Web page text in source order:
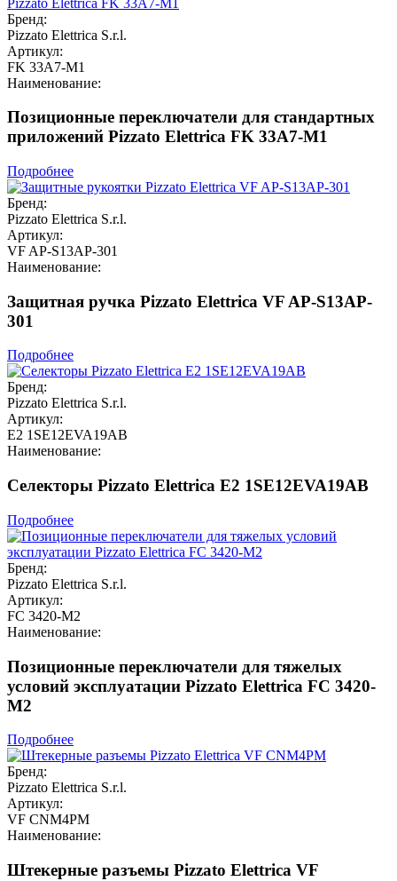
Бренд:
Pizzato Elettrica S.r.l.
Артикул:
FK 33A7-M1
Наименование:
Позиционные переключатели для стандартных
приложений Pizzato Elettrica FK 33A7-M1
Подробнее
Бренд:
Pizzato Elettrica S.r.l.
Артикул:
VF AP-S13AP-301
Наименование:
Защитная ручка Pizzato Elettrica VF AP-S13AP-
301
Подробнее
Бренд:
Pizzato Elettrica S.r.l.
Артикул:
E2 1SE12EVA19AB
Наименование:
Селекторы Pizzato Elettrica E2 1SE12EVA19AB
Подробнее
Бренд:
Pizzato Elettrica S.r.l.
Артикул:
FC 3420-M2
Наименование:
Позиционные переключатели для тяжелых
условий эксплуатации Pizzato Elettrica FC 3420-
M2
Подробнее
Бренд:
Pizzato Elettrica S.r.l.
Артикул:
VF CNM4PM
Наименование:
Штекерные разъемы Pizzato Elettrica VF